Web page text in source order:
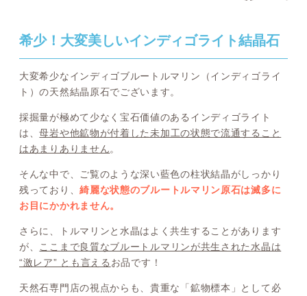
希少！大変美しいインディゴライト結晶石
大変希少なインディゴブルートルマリン（インディゴライ
ト）の天然結晶原石でございます。
採掘量が極めて少なく宝石価値のあるインディゴライト
は、母岩や他鉱物が付着した未加工の状態で流通すること
はあまりありません。
そんな中で、ご覧のような深い藍色の柱状結晶がしっかり
残っており、綺麗な状態のブルートルマリン原石は滅多に
お目にかかれません。
さらに、トルマリンと水晶はよく共生することがあります
が、 ここまで良質なブルートルマリンが共生された水晶は
“激レア” とも言える お品です！
天然石専門店の視点からも、貴重な「鉱物標本」として必